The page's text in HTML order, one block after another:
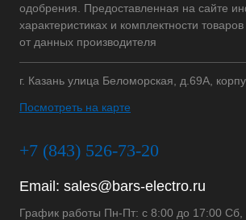
одобрения. Предоставленная на сайте
характеристиках и комплектности
от данных производителя
г. Казань улица Беломорская, д.69А,
Посмотреть на карте
+7 (843) 526-73-20
Email: sales@bars-electro.ru
График работы Пн-Пт: с 8:00 до 17:00